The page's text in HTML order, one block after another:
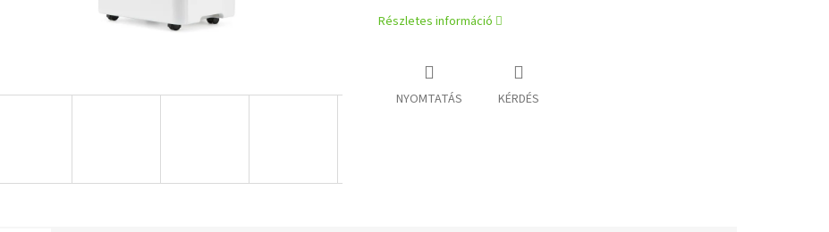
Részletes információ
NYOMTATÁS KÉRDÉS